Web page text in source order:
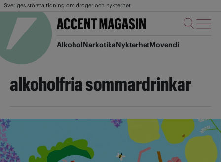
Sveriges största tidning om droger och nykterhet
AlkoholNarkotikaNykterhetMovendi
alkoholfria sommardrinkar